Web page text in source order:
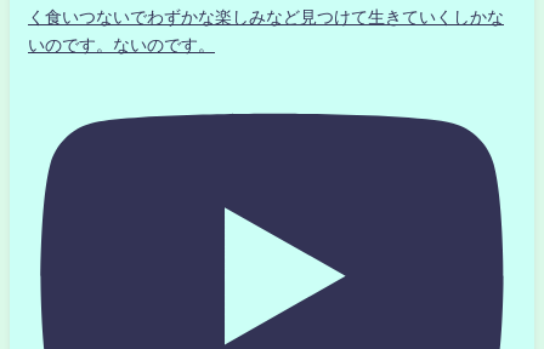
く食いつないでわずかな楽しみなど見つけて生きていくしかな
いのです。ないのです。